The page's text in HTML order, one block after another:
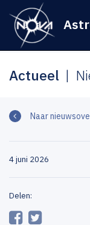
Actueel
Naar
4 juni 2026
Delen: